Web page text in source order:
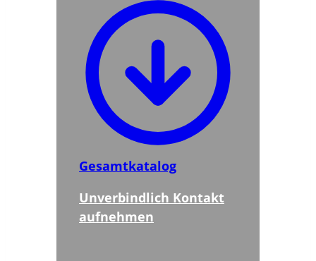
Gesamtkatalog
Unverbindlich Kontakt
aufnehmen